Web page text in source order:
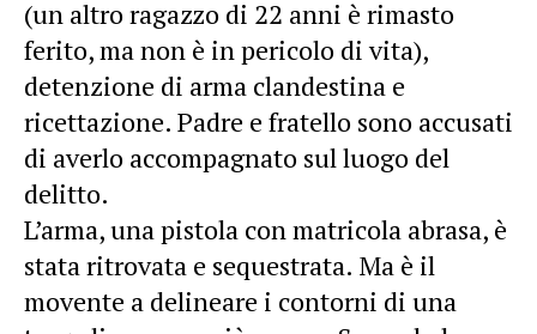
(un altro ragazzo di 22 anni è rimasto
ferito, ma non è in pericolo di vita),
detenzione di arma clandestina e
ricettazione. Padre e fratello sono accusati
di averlo accompagnato sul luogo del
delitto.
L’arma, una pistola con matricola abrasa, è
stata ritrovata e sequestrata. Ma è il
movente a delineare i contorni di una